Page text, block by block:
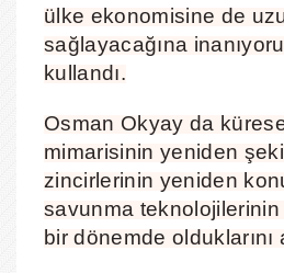
ülke ekonomisine de
sağlayacağına
kullandı.
Osman Okyay da
mimarisinin yeniden
zincirlerinin yeniden
savunma teknolojilerinin
bir dönemde olduklarını